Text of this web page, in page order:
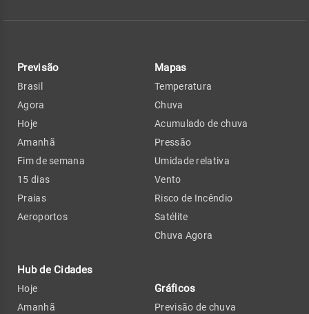
Previsão
Brasil
Agora
Hoje
Amanhã
Fim de semana
15 dias
Praias
Aeroportos
Hub de Cidades
Hoje
Amanhã
Mapas
Temperatura
Chuva
Acumulado de chuva
Pressão
Umidade relativa
Vento
Risco de Incêndio
Satélite
Chuva Agora
Gráficos
Previsão de chuva